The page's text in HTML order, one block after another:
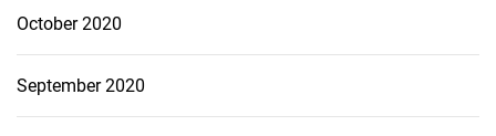
October 2020
September 2020